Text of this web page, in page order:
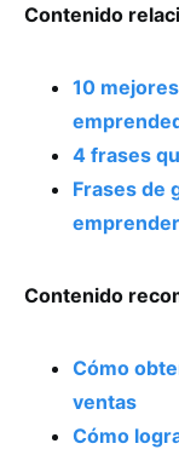
Contenido
10
4 frases
Frases de
emprender
Contenido
Cómo
ventas
Cómo